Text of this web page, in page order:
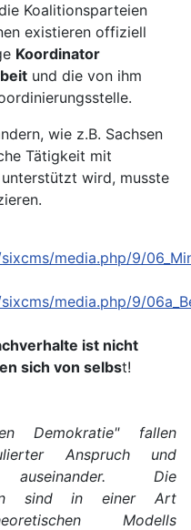
Koalitionsparteien
existieren offiziell
Koordinator
und die von ihm
wie z.B. Sachsen
Tätigkeit mit
wird, musste
media.php/9/
media.php/9/
ist nicht
sich von selbst!
Demokratie" fallen
Anspruch und
Die
sind in einer Art
Modells